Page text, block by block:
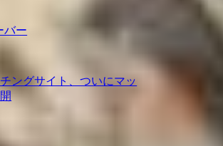
バー
チングサイト、ついにマッ